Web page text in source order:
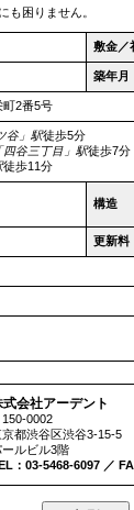
も困りません。
敷金／
築年月
町2番5号
谷」駅徒歩5分
四谷三丁目」駅徒歩7分
徒歩11分
構造
更新料
式会社アーデント
150-0002
京都渋谷区渋谷3-15-5
ールビル3階
：03-5468-6097 ／